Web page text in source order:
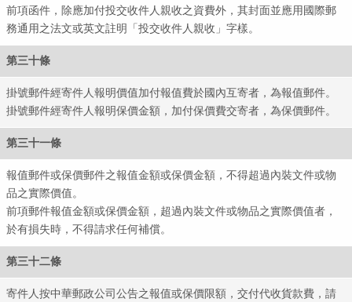
前項函件，除應加付投交收件人親收之資費外，其封面並應用國際郵
務通用之法文或英文註明「投交收件人親收」字樣。
第三十條
掛號郵件經寄件人報明價值加付報值費於國內互寄者，為報值郵件。
掛號郵件經寄件人報明保價金額，加付保價費交寄者，為保價郵件。
第三十一條
報值郵件或保價郵件之報值金額或保價金額，不得超過內裝文件或物
品之實際價值。
前項郵件報值金額或保價金額，超過內裝文件或物品之實際價值者，
於有損失時，不得請求任何補償。
第三十二條
寄件人按中華郵政公司公告之報值或保價限額，交付代收貨款費，請